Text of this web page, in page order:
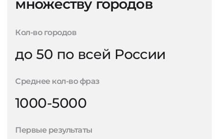
множеству городов
Кол-во городов
до 50 по всей России
Среднее кол-во фраз
1000-5000
Первые результаты